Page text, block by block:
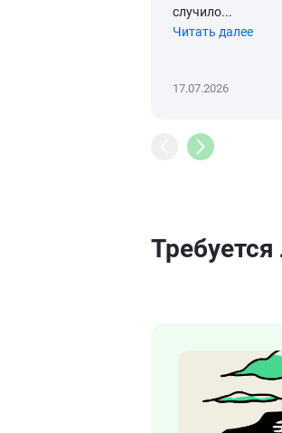
случило...
Читать далее
17.07.2026